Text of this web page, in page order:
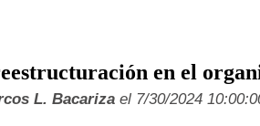
en el
L. Bacariza el 7/30/2024